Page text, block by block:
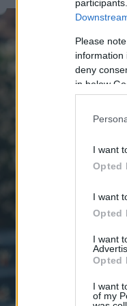
Please
information
deny
in below
I want
Opted
I want
Opted
I want
Opted
I want
of my